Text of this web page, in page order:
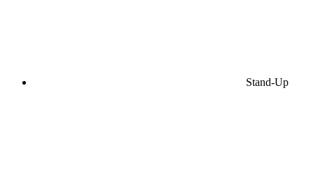
Stand-Up